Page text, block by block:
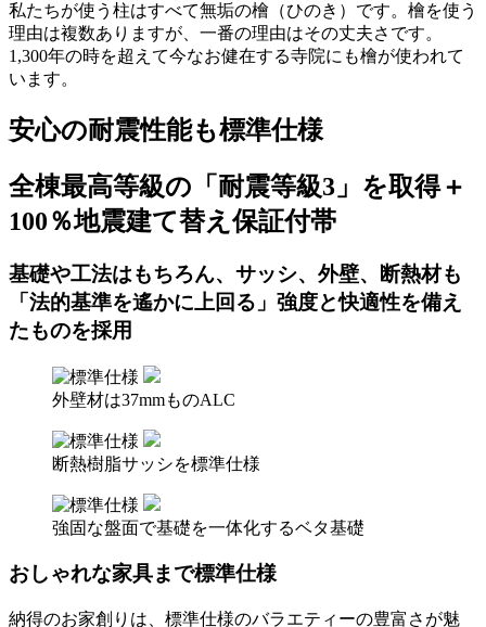
私たちが使う柱はすべて無垢の檜（ひのき）です。檜を使う
理由は複数ありますが、一番の理由はその丈夫さです。
1,300年の時を超えて今なお健在する寺院にも檜が使われて
います。
安心の耐震性能も標準仕様
全棟最高等級の「耐震等級3」を取得＋
100％地震建て替え保証付帯
基礎や工法はもちろん、サッシ、外壁、断熱材も
「法的基準を遙かに上回る」 強度と快適性を備え
たものを採用
外壁材は37mmものALC
断熱樹脂サッシを標準仕様
強固な盤面で基礎を一体化するベタ基礎
おしゃれな家具まで標準仕様
納得のお家創りは、標準仕様のバラエティーの豊富さが魅